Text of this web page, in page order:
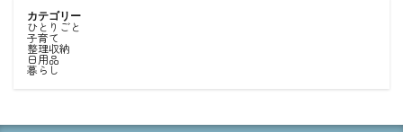
カテゴリー
ひとりごと
子育て
整理収納
日用品
暮らし